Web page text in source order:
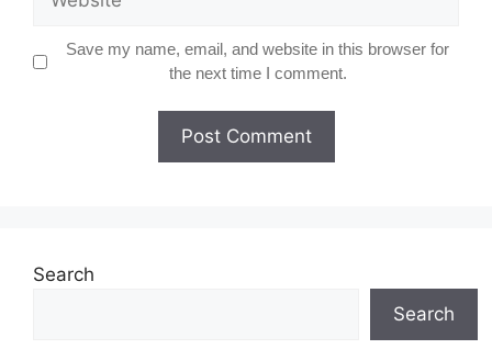
Save my name, email, and website in this browser for
the next time I comment.
Search
Search